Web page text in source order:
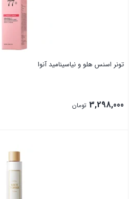
تونر اسنس هلو و نیاسینامید آنوا
3,298,000 تومان